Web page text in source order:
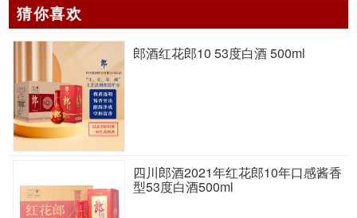
猜你喜欢
郎酒红花郎10 53度白酒 500ml
四川郎酒2021年红花郎10年口感酱香
型53度白酒500ml